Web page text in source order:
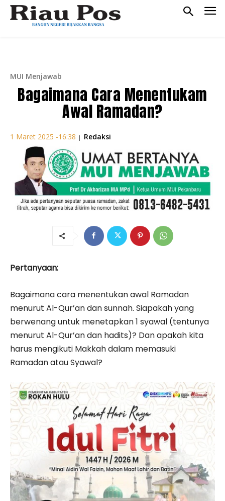
MUI Menjawab
Bagaimana Cara Menentukam
Awal Ramadan?
1 Maret 2025 -16:38 | Redaksi
Pertanyaan:
Bagaimana cara menentukan awal Ramadan
menurut Al-Qur’an dan sunnah. Siapakah yang
berwenang untuk menetapkan 1 syawal (tentunya
menurut Al-Qur’an dan hadits)? Dan apakah kita
harus mengikuti Makkah dalam memasuki
Ramadan atau Syawal?